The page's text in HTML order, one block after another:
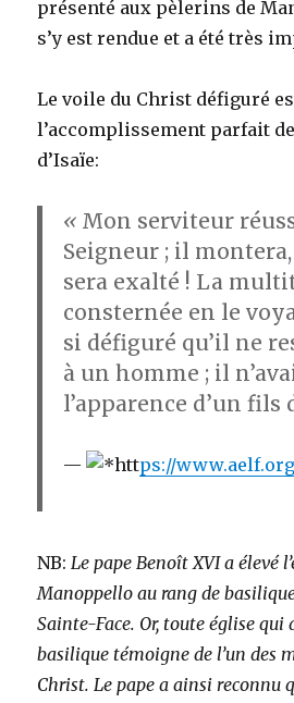
présenté aux pèlerins de
s’y est rendue et a été très
Le voile du Christ défiguré
l’accomplissement parfait
d’Isaïe:
« Mon serviteur
Seigneur ; il
sera exalté ! La
consternée en le
si défiguré qu’il ne
à un homme ; il
l’apparence d’un fils
https://
NB: Le pape Benoît XVI a élevé
Manoppello au rang de
Sainte-Face. Or, toute église
basilique témoigne de l’un des
Christ. Le pape a ainsi reconnu